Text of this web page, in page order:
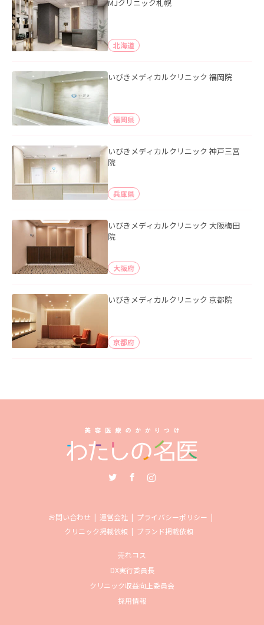
MJクリニック札幌
北海道
いびきメディカルクリニック 福岡院
福岡県
いびきメディカルクリニック 神戸三宮
院
兵庫県
いびきメディカルクリニック 大阪梅田
院
大阪府
いびきメディカルクリニック 京都院
京都府
お問い合わせ 運営会社
プライバシーポリシー
クリニック掲載依頼
ブランド掲載依頼
売れコス
DX実行委員長
クリニック収益向上委員会
採用情報